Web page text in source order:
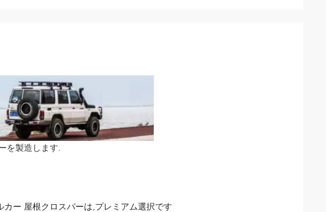
を製造します.
ー 屋根クロスバーは,プレミアム選択です